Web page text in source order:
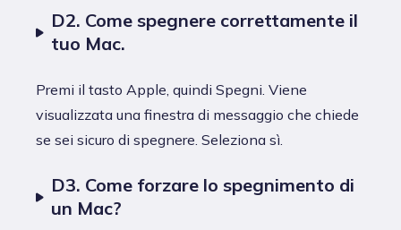
D2. Come spegnere correttamente il
tuo Mac.
Premi il tasto Apple, quindi Spegni. Viene
visualizzata una finestra di messaggio che chiede
se sei sicuro di spegnere. Seleziona sì.
D3. Come forzare lo spegnimento di
un Mac?